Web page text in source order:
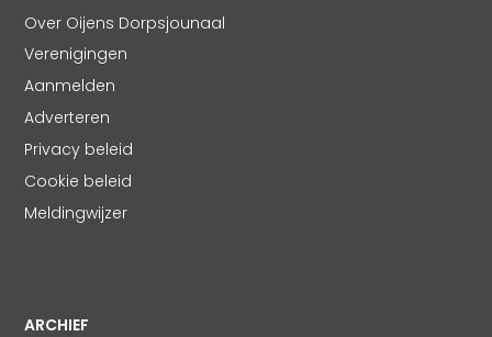
Over Oijens Dorpsjounaal
Verenigingen
Aanmelden
Adverteren
Privacy beleid
Cookie beleid
Meldingwijzer
ARCHIEF